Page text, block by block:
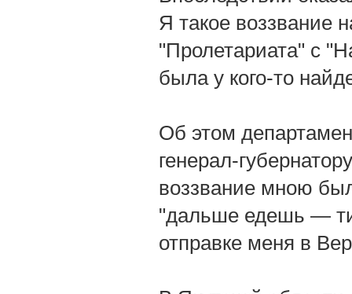
Я такое воззвание
"Пролетариата" с
была у кого-то
Об этом
генерал-
воззвание мною
"дальше едешь —
отправке меня в